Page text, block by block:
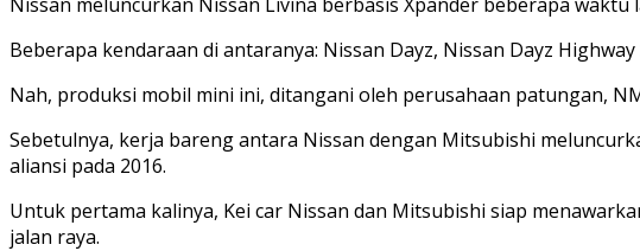
Beberapa kendaraan di antaranya: Nissan Dayz, Nissan Dayz
Nah, produksi mobil mini ini, ditangani oleh perusahaan patungan,
Sebetulnya, kerja bareng antara Nissan dengan Mitsubishi
aliansi pada 2016.
Untuk pertama kalinya, Kei car Nissan dan Mitsubishi siap
jalan raya.